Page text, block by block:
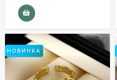
НОВИНКА